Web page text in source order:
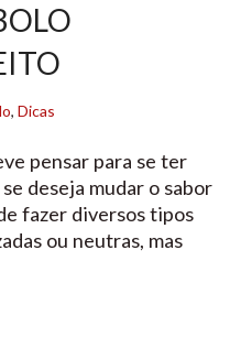
, Dicas
pensar para se ter
deseja mudar o sabor
fazer diversos tipos
ou neutras, mas